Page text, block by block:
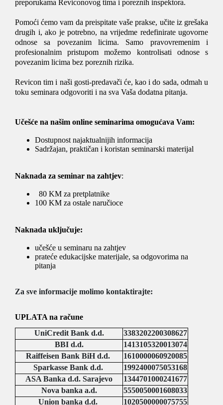
preporukama Reviconovog tima i poreznih inspektora.
Pomoći ćemo vam da preispitate vaše prakse, učite iz grešaka
drugih i, ako je potrebno, na vrijedme redefinirate ugovorne
odnose sa povezanim licima. Samo pravovremenim i
profesionalnim pristupom možemo kontrolisati odnose s
povezanim licima bez poreznih rizika.
Revicon tim i naši gosti-predavači će, kao i do sada, odmah u
toku seminara odgovoriti i na sva Vaša dodatna pitanja.
Učešće na našim online seminarima omogućava Vam:
Dostupnost najaktualnijih informacija
Sadržajan, praktičan i koristan seminarski materijal
Naknada za seminar na zahtjev:
80 KM za pretplatnike
100 KM za ostale naručioce
Naknada uključuje:
učešće u seminaru na zahtjev
prateće edukacijske materijale, sa odgovorima na
pitanja
Za sve informacije molimo kontaktirajte:
UPLATA na račune
UniCredit Bank d.d.
3383202200308627
BBI d.d.
1413105320013074
Raiffeisen Bank BiH d.d.
1610000060920085
Sparkasse Bank d.d.
1992400075053168
ASA Banka d.d. Sarajevo
1344701000241677
Nova banka a.d.
5550050001608033
Union banka d.d.
1020500000075755